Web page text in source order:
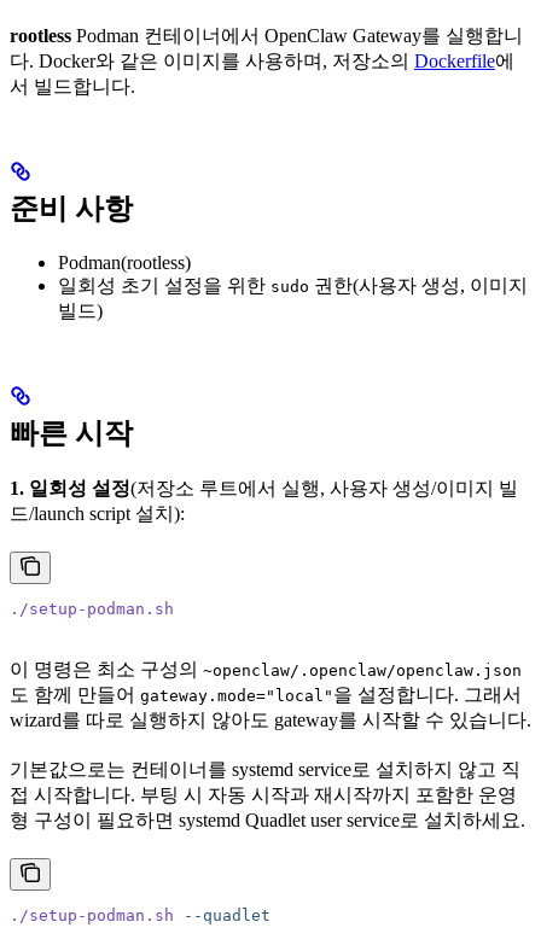
rootless Podman 컨테이너에서 OpenClaw Gateway를 실행합니
다. Docker와 같은 이미지를 사용하며, 저장소의 Dockerfile에
서 빌드합니다.
준비 사항
Podman(rootless)
일회성 초기 설정을 위한 sudo 권한(사용자 생성, 이미지
빌드)
빠른 시작
1. 일회성 설정(저장소 루트에서 실행, 사용자 생성/이미지 빌
드/launch script 설치):
./setup-podman.sh
이 명령은 최소 구성의 ~openclaw/.openclaw/openclaw.json
도 함께 만들어 gateway.mode="local" 을 설정합니다. 그래서
wizard를 따로 실행하지 않아도 gateway를 시작할 수 있습니다.
기본값으로는 컨테이너를 systemd service로 설치하지 않고 직
접 시작합니다. 부팅 시 자동 시작과 재시작까지 포함한 운영
형 구성이 필요하면 systemd Quadlet user service로 설치하세요.
./setup-podman.sh --quadlet